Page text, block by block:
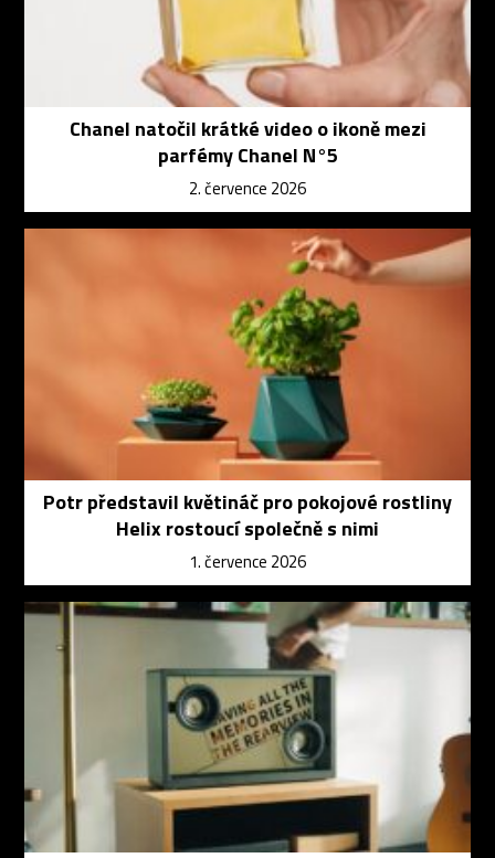
Chanel natočil krátké video o ikoně mezi
parfémy Chanel N°5
2. července 2026
Potr představil květináč pro pokojové rostliny
Helix rostoucí společně s nimi
1. července 2026